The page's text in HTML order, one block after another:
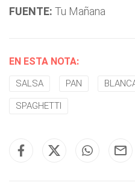
FUENTE: Tu Mañana
EN ESTA NOTA:
SALSA PAN
SPAGHETTI